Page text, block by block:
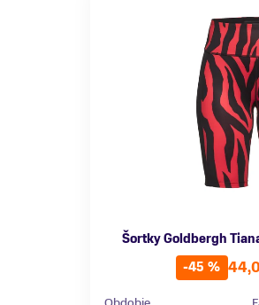
Šortky Goldbergh
-45 %